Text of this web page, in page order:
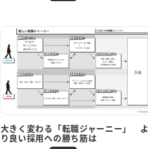
大きく変わる「転職ジャーニー」
り良い採用への勝ち筋は